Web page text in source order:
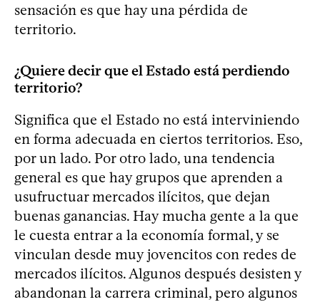
sensación es que hay una pérdida de
territorio.
¿Quiere decir que el Estado está perdiendo
territorio?
Significa que el Estado no está interviniendo
en forma adecuada en ciertos territorios. Eso,
por un lado. Por otro lado, una tendencia
general es que hay grupos que aprenden a
usufructuar mercados ilícitos, que dejan
buenas ganancias. Hay mucha gente a la que
le cuesta entrar a la economía formal, y se
vinculan desde muy jovencitos con redes de
mercados ilícitos. Algunos después desisten y
abandonan la carrera criminal, pero algunos